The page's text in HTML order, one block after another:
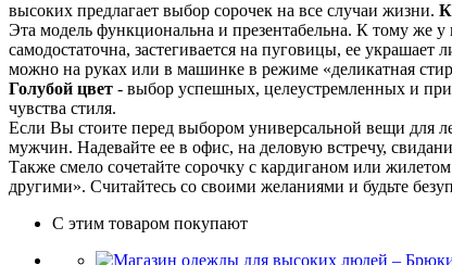
высоких предлагает выбор сорочек на все случаи жизни.
Эта модель функциональна и презентабельна. К тому же
самодостаточна, застегивается на пуговицы, ее
можно на руках или в машинке в режиме «деликатная
Голубой цвет - выбор успешных, целеустремленных и
чувства стиля.
Если Вы стоите перед выбором универсальной вещи для
мужчин. Надевайте ее в офис, на деловую встречу,
Также смело сочетайте сорочку с кардиганом или
другими». Считайтесь со своими желаниями и будьте
С этим товаром покупают